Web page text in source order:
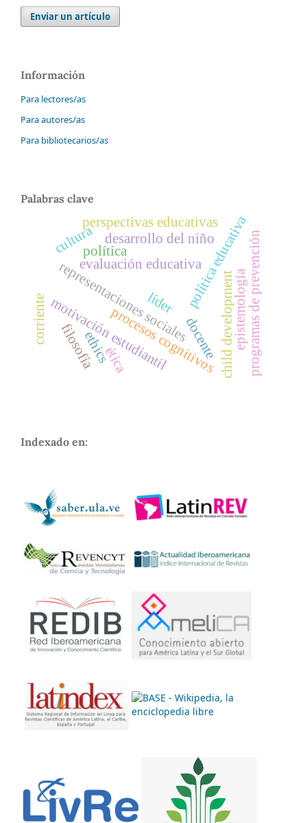
Enviar un artículo
Información
Para lectores/as
Para autores/as
Para bibliotecarios/as
Palabras clave
representaciones sociales
líder política educativaprogramas de prevención
procesos cognitivos
motivación estudiantil
evaluación educativa
política
ética
ethics
desarrollo del niño
child developmentepistemología
corriente
filosofía
perspectivas educativas
docente
cultura
Indexado en: